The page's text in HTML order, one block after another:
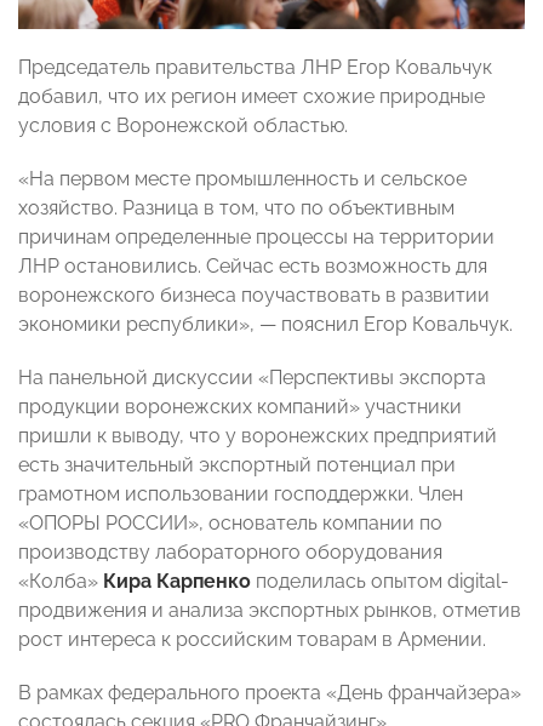
Председатель правительства ЛНР Егор Ковальчук
добавил, что их регион имеет схожие природные
условия с Воронежской областью.
«На первом месте промышленность и сельское
хозяйство. Разница в том, что по объективным
причинам определенные процессы на территории
ЛНР остановились. Сейчас есть возможность для
воронежского бизнеса поучаствовать в развитии
экономики республики», — пояснил Егор Ковальчук.
На панельной дискуссии «Перспективы экспорта
продукции воронежских компаний» участники
пришли к выводу, что у воронежских предприятий
есть значительный экспортный потенциал при
грамотном использовании господдержки. Член
«ОПОРЫ РОССИИ», основатель компании по
производству лабораторного оборудования
«Колба» Кира Карпенко поделилась опытом digital-
продвижения и анализа экспортных рынков, отметив
рост интереса к российским товарам в Армении.
В рамках федерального проекта «День франчайзера»